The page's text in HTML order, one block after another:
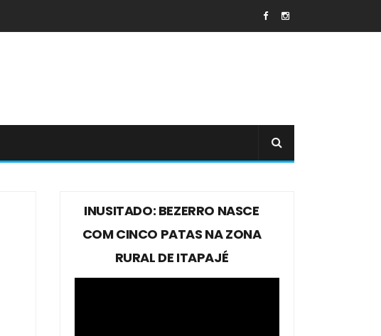
INUSITADO: BEZERRO NASCE
COM CINCO PATAS NA ZONA
RURAL DE ITAPAJÉ